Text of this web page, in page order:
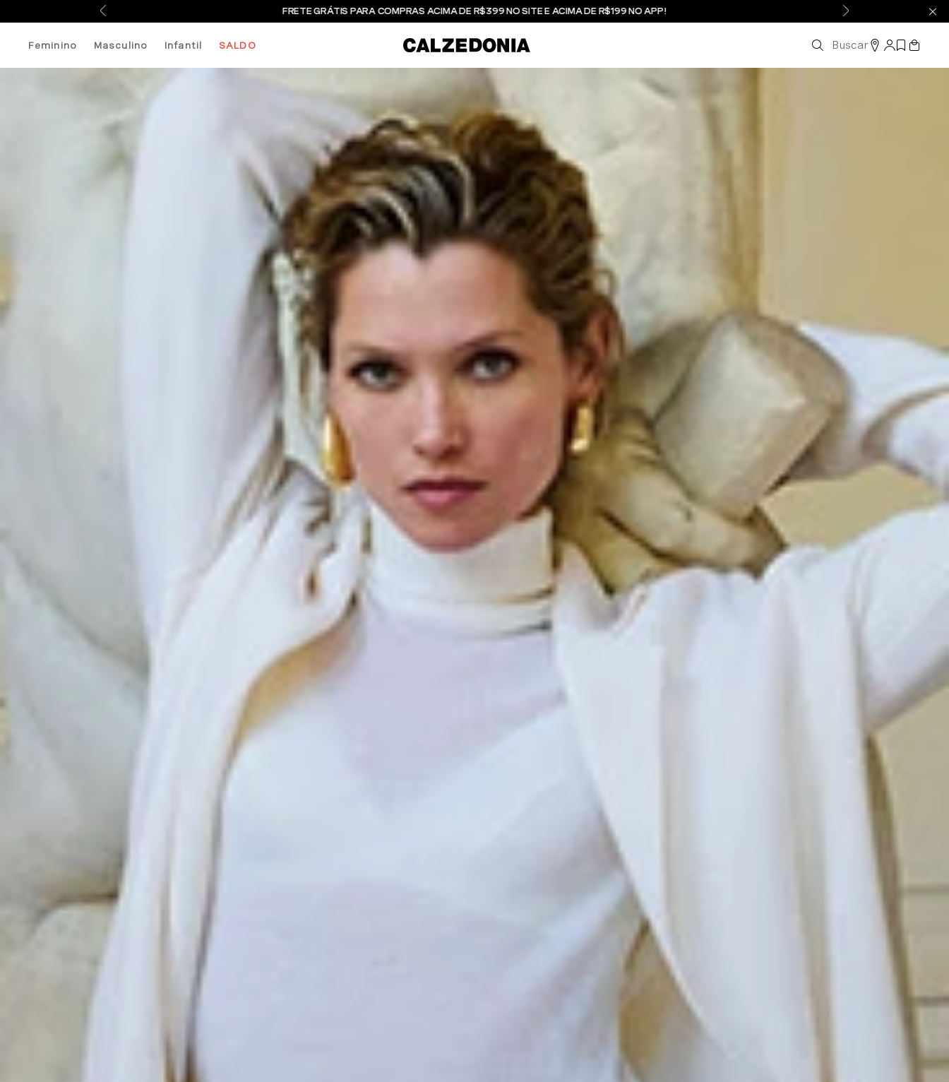
FRETE GRÁTIS PARA COMPRAS ACIMA DE R$399 NO SITE E ACIMA DE R$199 NO APP!
Feminino Masculino Infantil SALDO Buscar